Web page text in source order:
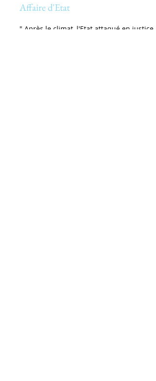
Affaire d'Etat
" Après le climat, l'Etat attaqué en justice